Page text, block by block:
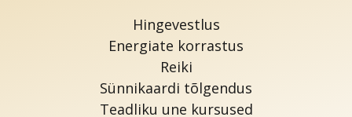
Hingevestlus
Energiate korrastus
Reiki
Sünnikaardi tõlgendus
Teadliku une kursused